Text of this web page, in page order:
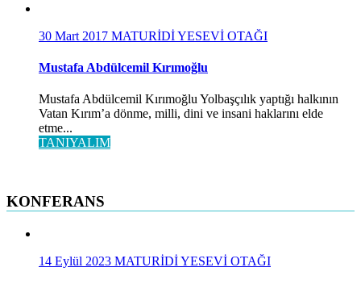
30 Mart 2017 MATURİDİ YESEVİ OTAĞI
Mustafa Abdülcemil Kırımoğlu
Mustafa Abdülcemil Kırımoğlu Yolbaşçılık yaptığı halkının
Vatan Kırım’a dönme, milli, dini ve insani haklarını elde
etme...
TANIYALIM
KONFERANS
14 Eylül 2023 MATURİDİ YESEVİ OTAĞI